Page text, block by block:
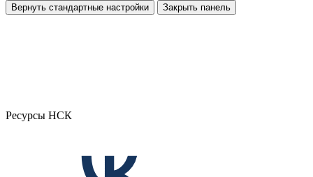
Вернуть стандартные настройки Закрыть панель
Ресурсы НСК